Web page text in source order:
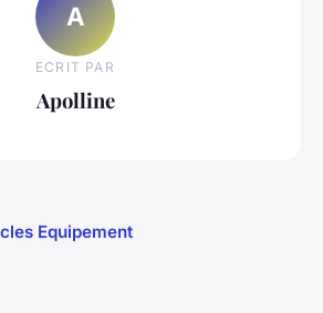
A
ECRIT PAR
Apolline
Equipement